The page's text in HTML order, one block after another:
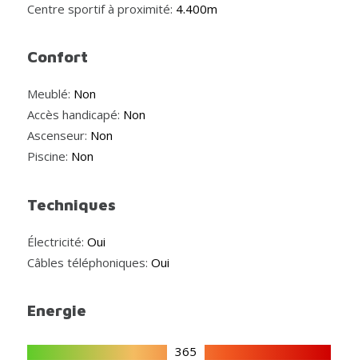
Centre sportif à proximité: 4.400m
Confort
Meublé: Non
Accès handicapé: Non
Ascenseur: Non
Piscine: Non
Techniques
Électricité: Oui
Câbles téléphoniques: Oui
Energie
365